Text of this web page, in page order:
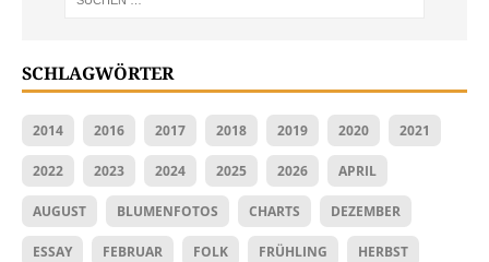
SCHLAGWÖRTER
2014 2016 2017 2018 2019 2020 2021
2022 2023 2024 2025 2026 APRIL
AUGUST BLUMENFOTOS CHARTS DEZEMBER
ESSAY FEBRUAR FOLK FRÜHLING HERBST